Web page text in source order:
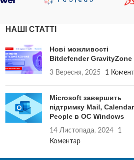
НАШІ СТАТТІ
Нові можливості
Bitdefender GravityZone
3 Вересня, 2025 1
Microsoft завершить
підтримку Mail,
People в ОС Windows
14 Листопада, 2024
1
Коментар